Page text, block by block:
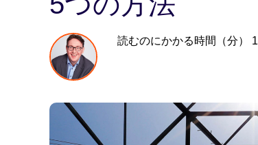
読むのにかかる時間（分） 1